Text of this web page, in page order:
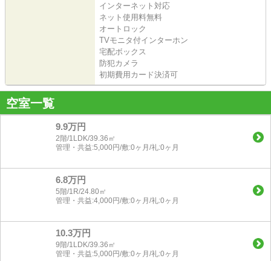
インターネット対応
ネット使用料無料
オートロック
TVモニタ付インターホン
宅配ボックス
防犯カメラ
初期費用カード決済可
空室一覧
9.9万円
2階/1LDK/39.36㎡
管理・共益:5,000円/敷:0ヶ月/礼:0ヶ月
6.8万円
5階/1R/24.80㎡
管理・共益:4,000円/敷:0ヶ月/礼:0ヶ月
10.3万円
9階/1LDK/39.36㎡
管理・共益:5,000円/敷:0ヶ月/礼:0ヶ月